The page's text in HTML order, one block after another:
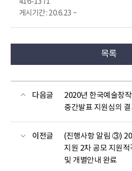
게시기간 : 20.6.23 ~
목록
다음글
2020년 한국예술창
중간발표 지원심의
이전글
(진행사항 알림 ③)
지원 2차 공모 지원
및 개별안내 완료